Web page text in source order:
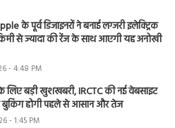
के पूर्व डिजाइनरों ने बनाई लग्जरी इलेक्ट्रिक
से ज्यादा की रेंज के साथ आएगी यह अनोखी
- 4:48 PM
के लिए बड़ी खुशखबरी, IRCTC की नई वेबसाइट
बुकिंग होगी पहले से आसान और तेज
- 1:45 PM